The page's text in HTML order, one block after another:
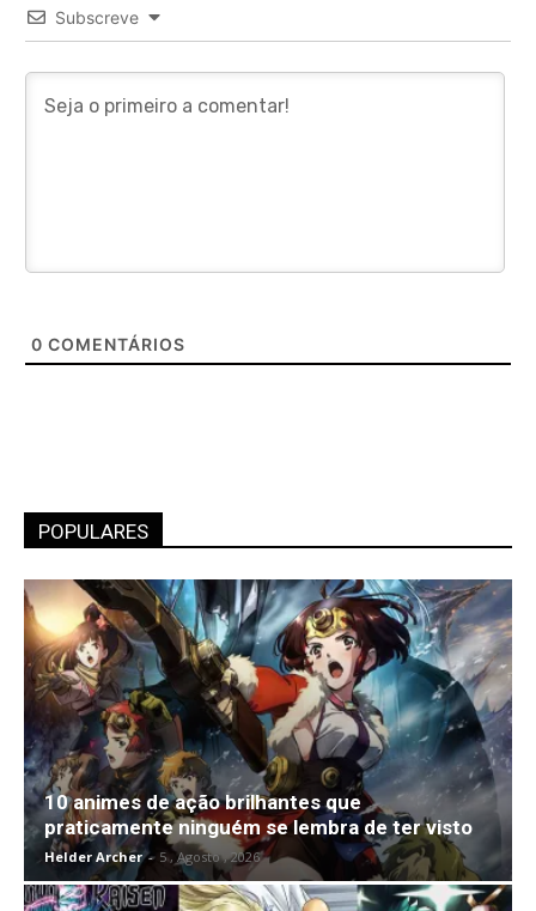
Subscreve
0 COMENTÁRIOS
POPULARES
10 animes de ação brilhantes que
praticamente ninguém se lembra de ter visto
Helder Archer - 5 , Agosto , 2026